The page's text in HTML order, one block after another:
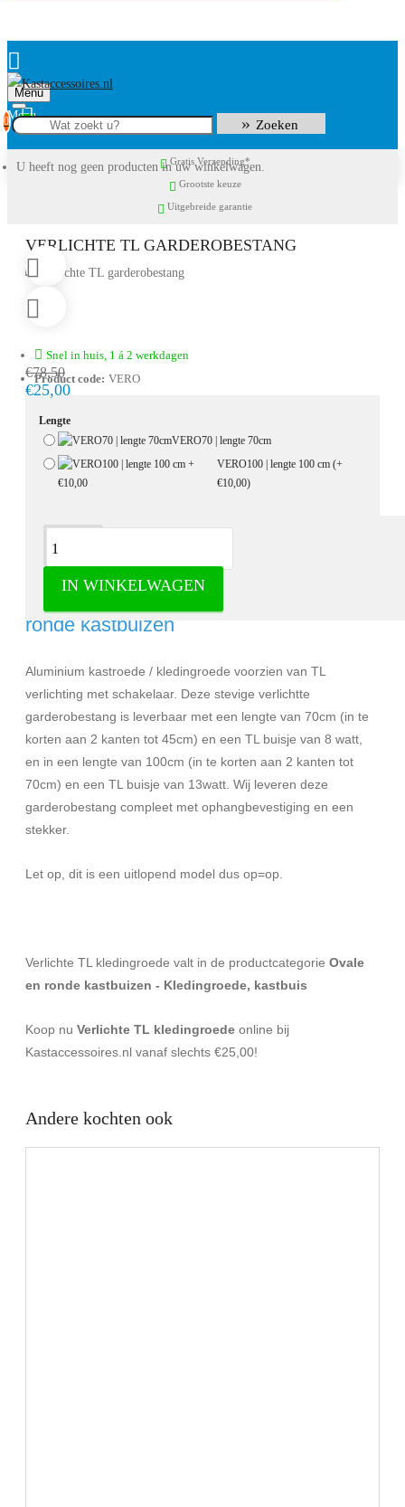
Menu
0
U heeft nog geen producten in uw winkelwagen.
Zoeken
Gratis Verzending*
Grootste keuze
Uitgebreide garantie
VERLICHTE TL GARDEROBESTANG
Snel in huis, 1 á 2 werkdagen
Product code: VERO
€78,50
€25,00
Lengte
VERO70 | lengte 70cm
VERO100 | lengte 100 cm (+
€10,00)
IN WINKELWAGEN
Omschrijving
Verlichte TL kledingroede - Ovale en
ronde kastbuizen
Aluminium kastroede / kledingroede voorzien van TL
verlichting met schakelaar. Deze stevige verlichtte
garderobestang is leverbaar met een lengte van 70cm (in te
korten aan 2 kanten tot 45cm) en een TL buisje van 8 watt,
en in een lengte van 100cm (in te korten aan 2 kanten tot
70cm) en een TL buisje van 13watt. Wij leveren deze
garderobestang compleet met ophangbevestiging en een
stekker.
Let op, dit is een uitlopend model dus op=op.
Verlichte TL kledingroede valt in de productcategorie Ovale
en ronde kastbuizen - Kledingroede, kastbuis
Koop nu Verlichte TL kledingroede online bij
Kastaccessoires.nl vanaf slechts €25,00!
Andere kochten ook